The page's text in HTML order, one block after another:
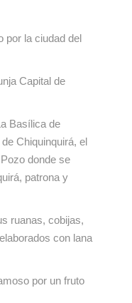
por la ciudad del
Capital de
Basílica de
Chiquinquirá, el
donde se
patrona y
ruanas, cobijas,
con lana
por un fruto